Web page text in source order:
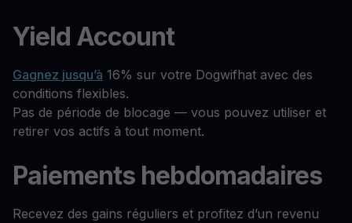
Yield Account
Gagnez jusqu’à 16% sur votre Dogwifhat avec des
conditions flexibles.
Pas de période de blocage — vous pouvez utiliser et
retirer vos actifs à tout moment.
Paiements hebdomadaires
Recevez des gains réguliers et profitez d’un revenu